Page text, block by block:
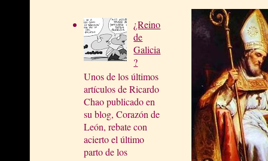
¿Reino
de
Galicia
?
Unos de los últimos
artículos de Ricardo
Chao publicado en
su blog, Corazón de
León, rebate con
acierto el último
parto de los